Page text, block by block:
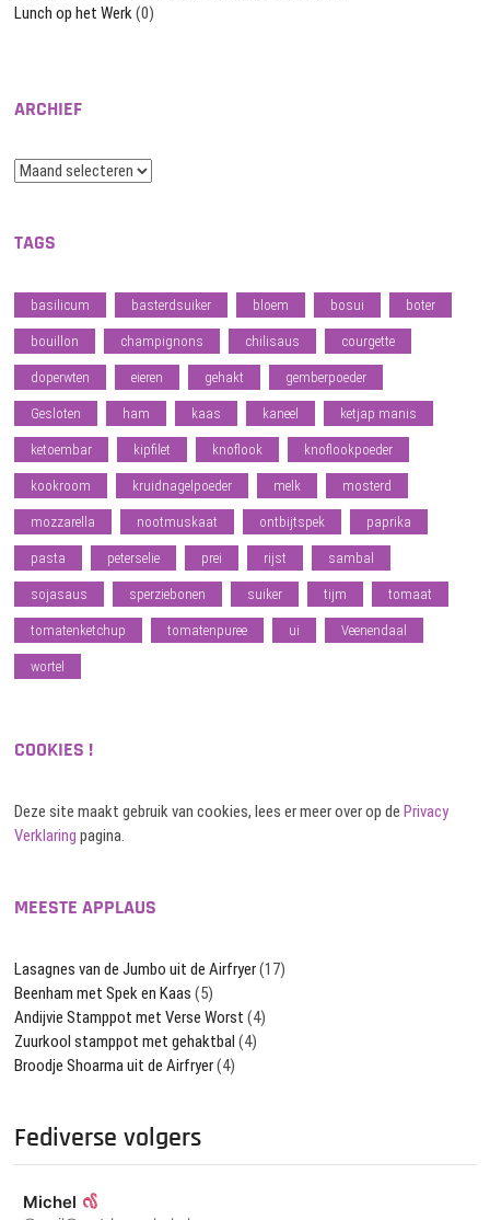
Lunch op het Werk(0)
ARCHIEF
Archief
TAGS
basilicum basterdsuiker bloem bosui boter
bouillon champignons chilisaus courgette
doperwten eieren gehakt gemberpoeder
Gesloten ham kaas kaneel ketjap manis
ketoembar kipfilet knoflook knoflookpoeder
kookroom kruidnagelpoeder melk mosterd
mozzarella nootmuskaat ontbijtspek paprika
pasta peterselie prei rijst sambal
sojasaus sperziebonen suiker tijm tomaat
tomatenketchup tomatenpuree ui Veenendaal
wortel
COOKIES !
Deze site maakt gebruik van cookies, lees er meer over op dePrivacy
Verklaring pagina.
MEESTE APPLAUS
Lasagnes van de Jumbo uit de Airfryer(17)
Beenham met Spek en Kaas (5)
Andijvie Stamppot met Verse Worst (4)
Zuurkool stamppot met gehaktbal (4)
Broodje Shoarma uit de Airfryer(4)
Fediverse volgers
Michel